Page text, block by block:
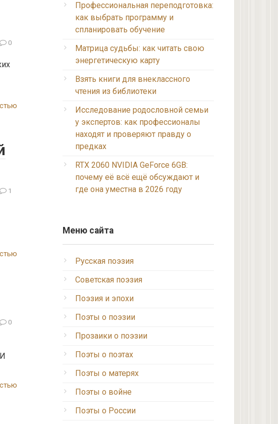
0
1
0
Профессиональная переподготовка:
как выбрать программу и
спланировать обучение
Матрица судьбы: как читать свою
энергетическую карту
Взять книги для внеклассного
чтения из библиотеки
Исследование родословной семьи
у экспертов: как профессионалы
находят и проверяют правду о
предках
RTX 2060 NVIDIA GeForce 6GB:
почему её всё ещё обсуждают и
где она уместна в 2026 году
Меню сайта
Русская поэзия
Советская поэзия
Поэзия и эпохи
Поэты о поэзии
Прозаики о поэзии
Поэты о поэтах
Поэты о матерях
Поэты о войне
Поэты о России